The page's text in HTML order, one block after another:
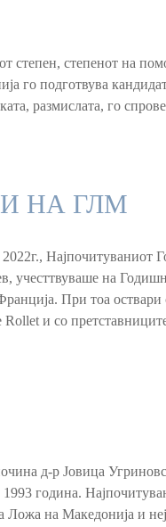
степен, степенот на
го подготвува
размислата, го
НА ГЛМ
Најпочитуваниот
учесттвуваше на
При тоа оствари
и со
д-р Јовица
година.
на Македонија и